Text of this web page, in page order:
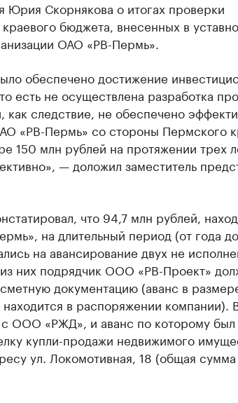
Юрия Скорнякова о итогах проверки
бюджета, внесенных в
ОАО «РВ-Пермь».
обеспечено достижение
есть не осуществлена разработка
как следствие, не обеспечено
«РВ-Пермь» со стороны Пермского
150 млн рублей на протяжении трех
— доложил заместитель
что 94,7 млн рублей,
на длительный период (от года
на авансирование двух не
них подрядчик ООО «РВ-Проект»
документацию (аванс в
в распоряжении компании).
ООО «РЖД», и аванс по которому был
купли-продажи недвижимого
ул. Локомотивная, 18 (общая